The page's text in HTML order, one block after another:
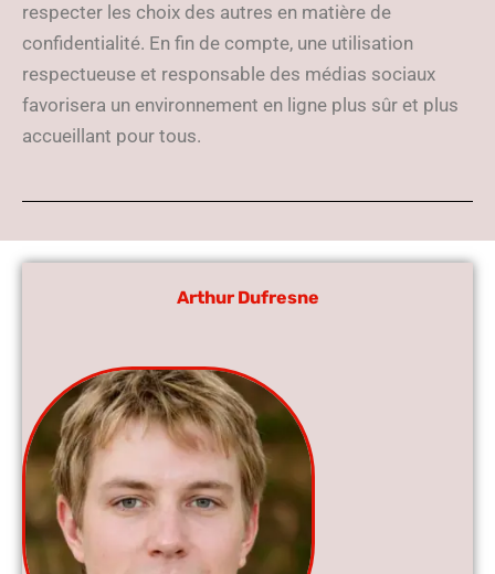
respecter les choix des autres en matière de
confidentialité. En fin de compte, une utilisation
respectueuse et responsable des médias sociaux
favorisera un environnement en ligne plus sûr et plus
accueillant pour tous.
Arthur Dufresne